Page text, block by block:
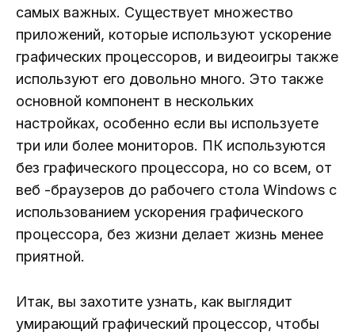
самых важных. Существует множество
приложений, которые используют ускорение
графических процессоров, и видеоигры также
используют его довольно много. Это также
основной компонент в нескольких
настройках, особенно если вы используете
три или более мониторов. ПК используются
без графического процессора, но со всем, от
веб -браузеров до рабочего стола Windows с
использованием ускорения графического
процессора, без жизни делает жизнь менее
приятной.
Итак, вы захотите узнать, как выглядит
умирающий графический процессор, чтобы